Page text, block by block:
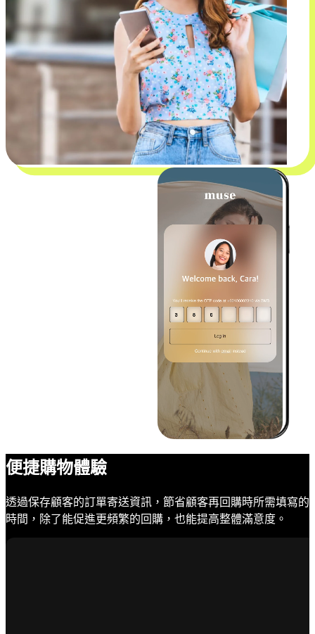
便捷購物體驗
透過保存顧客的訂單寄送資訊，節省顧客再回購時所需填寫的
時間，除了能促進更頻繁的回購，也能提高整體滿意度。